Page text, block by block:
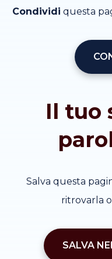
Condividi questa
Il tuo
Salva questa
ritrovarla
SALVA